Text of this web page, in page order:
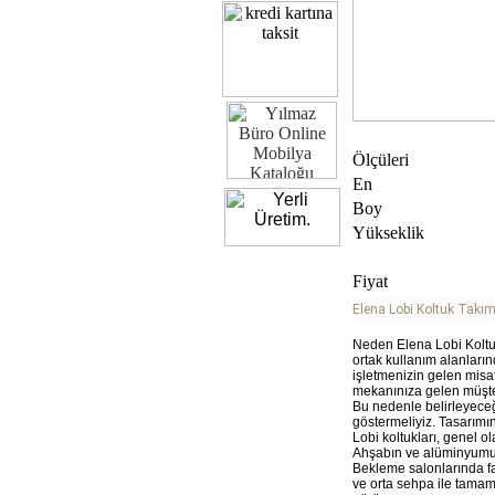
Ölçüleri
En
Boy
Yükseklik
Fiyat
Elena Lobi Koltuk
Neden Elena Lobi
ortak kullanım
işletmenizin gelen
mekanınıza gelen
Bu nedenle
göstermeliyiz.
Lobi koltukları, genel
Ahşabın ve
Bekleme salonlarında
ve orta sehpa ile